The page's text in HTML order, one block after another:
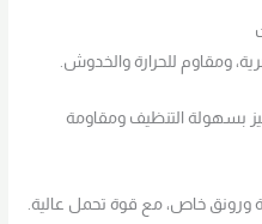
ومقاوم للحرارة والخدوش.
بسهولة التنظيف ومقاومة
ورونق خاص، مع قوة تحمل عالية.